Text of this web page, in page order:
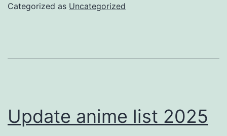
Categorized as Uncategorized
Update anime list 2025